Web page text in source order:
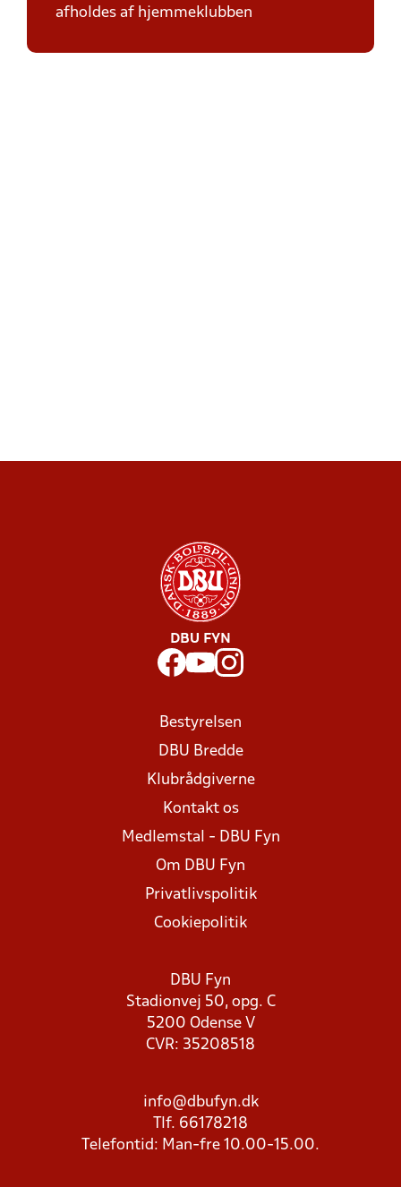
afholdes af hjemmeklubben
DBU FYN
Bestyrelsen
DBU Bredde
Klubrådgiverne
Kontakt os
Medlemstal - DBU Fyn
Om DBU Fyn
Privatlivspolitik
Cookiepolitik
DBU Fyn
Stadionvej 50, opg. C
5200 Odense V
CVR: 35208518
info@dbufyn.dk
Tlf. 66178218
Telefontid: Man-fre 10.00-15.00.